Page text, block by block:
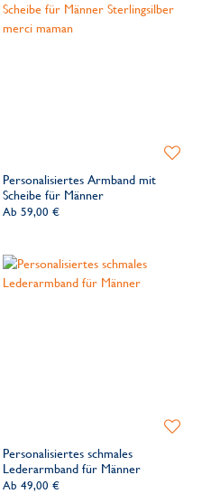
von Hand graviert werden, um die
Momente zu schaffen, die er
Personalisiertes Armband mit
Scheibe für Männer
Ab 59,00 €
Zur
Personalisiertes schmales
Lederarmband für Männer
Ab 49,00 €
Zur